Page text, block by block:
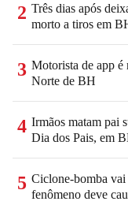
2 Três dias após
morto a tiros em
3 Motorista de app é
Norte de BH
4 Irmãos matam pai
Dia dos Pais, em
5 Ciclone-bomba vai
fenômeno deve